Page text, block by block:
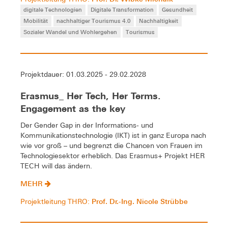
digitale Technologien Digitale Transformation
Gesundheit
Mobilität
nachhaltiger Tourismus 4.0
Nachhaltigkeit
Sozialer Wandel und Wohlergehen
Tourismus
Projektdauer: 01.03.2025 - 29.02.2028
Erasmus_ Her Tech, Her Terms.
Engagement as the key
Der Gender Gap in der Informations- und
Kommunikationstechnologie (IKT) ist in ganz Europa nach
wie vor groß – und begrenzt die Chancen von Frauen im
Technologiesektor erheblich. Das Erasmus+ Projekt HER
TECH will das ändern.
MEHR
Projektleitung THRO: Prof. Dr.-Ing. Nicole Strübbe